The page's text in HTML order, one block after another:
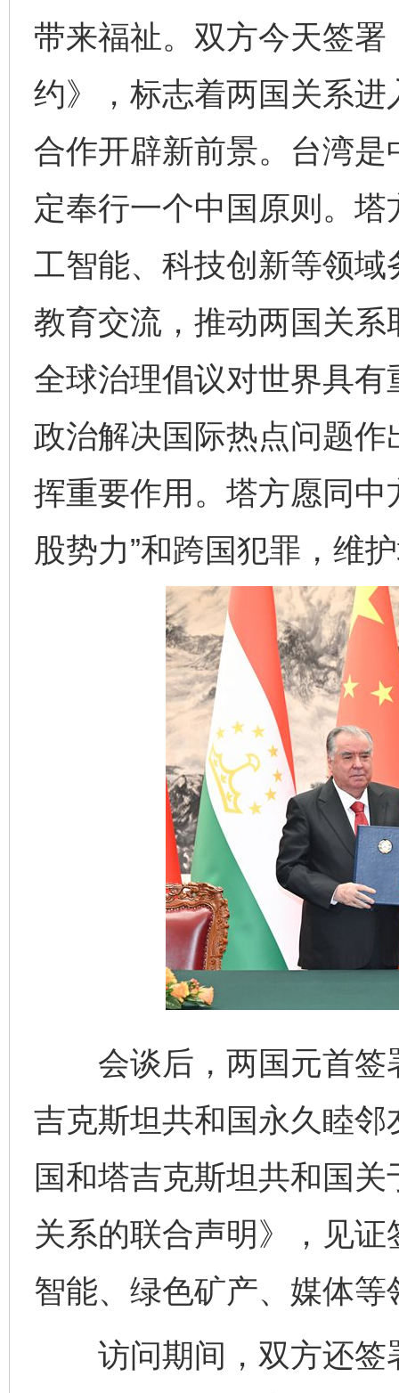
带来福祉。双方今天签
约》，标志着两国关系
合作开辟新前景。台湾
定奉行一个中国原则。
工智能、科技创新等领
教育交流，推动两国关
全球治理倡议对世界具
政治解决国际热点问题
挥重要作用。塔方愿同中
股势力”和跨国犯罪，维
会谈后，两国元首签
吉克斯坦共和国永久睦
国和塔吉克斯坦共和国
关系的联合声明》，见
智能、绿色矿产、媒体
访问期间，双方还签